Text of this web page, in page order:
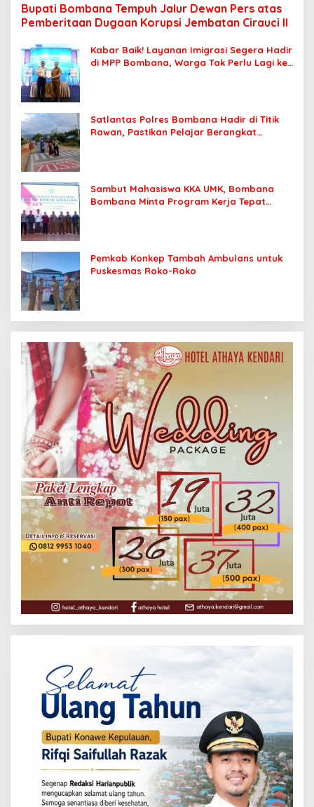
Bupati Bombana Tempuh Jalur Dewan Pers atas
Pemberitaan Dugaan Korupsi Jembatan Cirauci II
Kabar Baik! Layanan Imigrasi Segera Hadir
di MPP Bombana, Warga Tak Perlu Lagi ke
Satlantas Polres Bombana Hadir di Titik
Rawan, Pastikan Pelajar Berangkat
Sambut Mahasiswa KKA UMK, Bombana
Bombana Minta Program Kerja Tepat
Pemkab Konkep Tambah Ambulans untuk
Puskesmas Roko-Roko